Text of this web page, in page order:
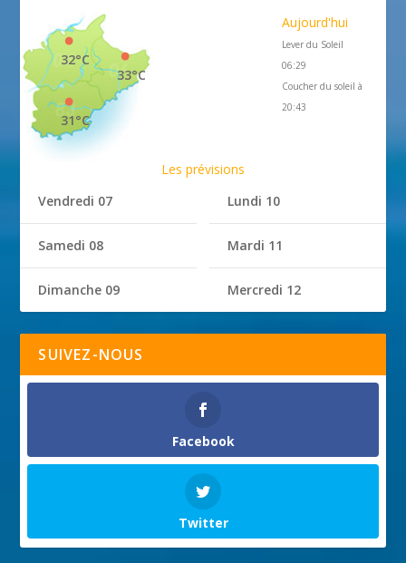
33°C
32°C
31°C
Aujourd'hui
Lever du Soleil
06:29
Coucher du soleil à
20:43
Les prévisions
Vendredi 07
Samedi 08
Dimanche 09
Lundi 10
Mardi 11
Mercredi 12
SUIVEZ-NOUS
Facebook
Twitter